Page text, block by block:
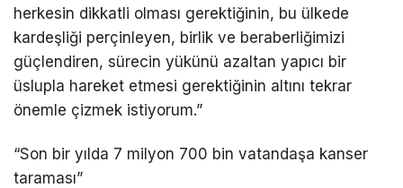
herkesin dikkatli olması gerektiğinin, bu ülkede
kardeşliği perçinleyen, birlik ve beraberliğimizi
güçlendiren, sürecin yükünü azaltan yapıcı bir
üslupla hareket etmesi gerektiğinin altını tekrar
önemle çizmek istiyorum.”
“Son bir yılda 7 milyon 700 bin vatandaşa kanser
taraması”